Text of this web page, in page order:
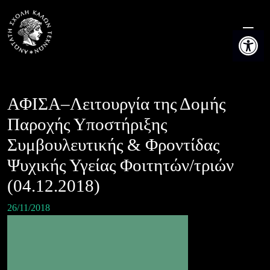
Ανοίξτε
content
ΑΦΙΣΑ–Λειτουργία της Δομής
Παροχής Υποστήριξης
Συμβουλευτικής & Φροντίδας
Ψυχικής Υγείας Φοιτητών/τριών
(04.12.2018)
26/11/2018